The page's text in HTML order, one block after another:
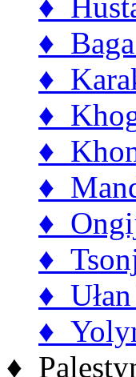
♦
♦
♦
♦
♦
♦
♦
♦
♦
♦